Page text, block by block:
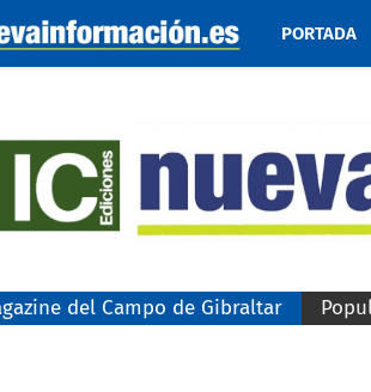
PORTADA
del Campo de Gibraltar